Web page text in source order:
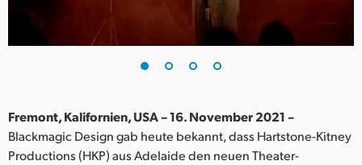
Germany
Italy
Japan
Fremont, Kalifornien, USA – 16. November 2021 –
Blackmagic Design gab heute bekannt, dass Hartstone-Kitney
Productions (HKP) aus Adelaide den neuen Theater-